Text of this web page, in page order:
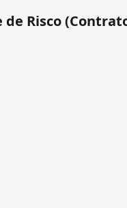
Risco